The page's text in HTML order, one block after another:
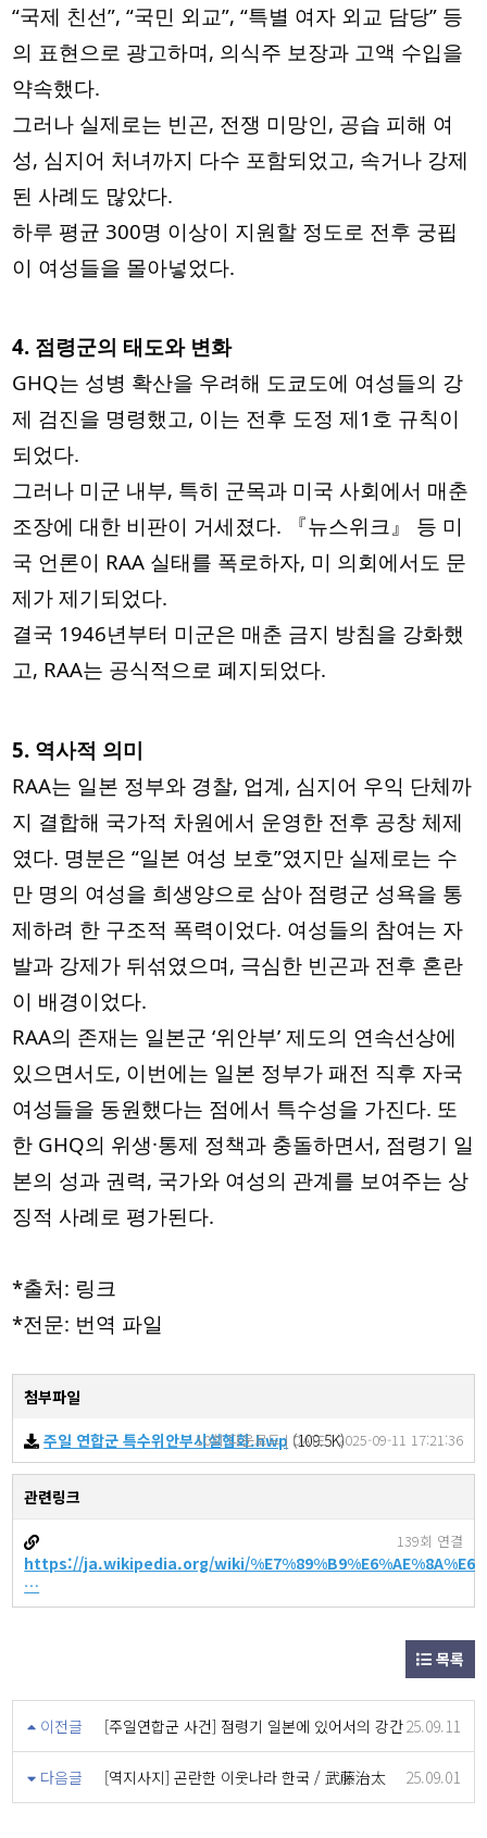
“국제 친선”, “국민 외교”, “특별 여자 외교 담당” 등
의 표현으로 광고하며, 의식주 보장과 고액 수입을
약속했다.
그러나 실제로는 빈곤, 전쟁 미망인, 공습 피해 여
성, 심지어 처녀까지 다수 포함되었고, 속거나 강제
된 사례도 많았다.
하루 평균 300명 이상이 지원할 정도로 전후 궁핍
이 여성들을 몰아넣었다.
4. 점령군의 태도와 변화
GHQ는 성병 확산을 우려해 도쿄도에 여성들의 강
제 검진을 명령했고, 이는 전후 도정 제1호 규칙이
되었다.
그러나 미군 내부, 특히 군목과 미국 사회에서 매춘
조장에 대한 비판이 거세졌다. 『뉴스위크』 등 미
국 언론이 RAA 실태를 폭로하자, 미 의회에서도 문
제가 제기되었다.
결국 1946년부터 미군은 매춘 금지 방침을 강화했
고, RAA는 공식적으로 폐지되었다.
5. 역사적 의미
RAA는 일본 정부와 경찰, 업계, 심지어 우익 단체까
지 결합해 국가적 차원에서 운영한 전후 공창 체제
였다. 명분은 “일본 여성 보호”였지만 실제로는 수
만 명의 여성을 희생양으로 삼아 점령군 성욕을 통
제하려 한 구조적 폭력이었다. 여성들의 참여는 자
발과 강제가 뒤섞였으며, 극심한 빈곤과 전후 혼란
이 배경이었다.
RAA의 존재는 일본군 ‘위안부’ 제도의 연속선상에
있으면서도, 이번에는 일본 정부가 패전 직후 자국
여성들을 동원했다는 점에서 특수성을 가진다. 또
한 GHQ의 위생·통제 정책과 충돌하면서, 점령기 일
본의 성과 권력, 국가와 여성의 관계를 보여주는 상
징적 사례로 평가된다.
*출처: 링크
*전문: 번역 파일
첨부파일
주일 연합군 특수위안부시설협회.hwp (109.5K)
10회 다운로드 | DATE : 2025-09-11 17:21:36
관련링크
https://ja.wikipedia.org/wiki/
…
139회 연결
목록
이전글 [주일연합군 사건] 점령기 일본에 있어서의 강간25.09.11
다음글 [역지사지] 곤란한 이웃나라 한국 / 武藤治太 25.09.01